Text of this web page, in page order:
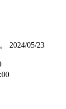
2024/05/23